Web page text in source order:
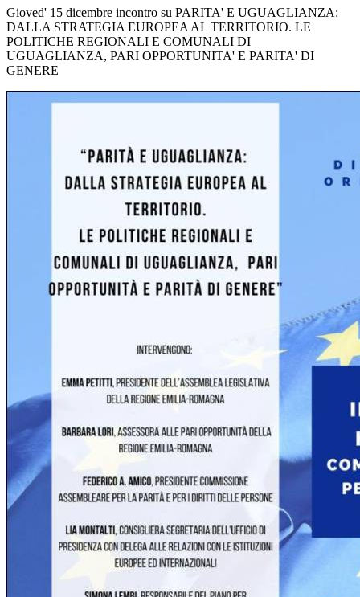
Gioved' 15 dicembre incontro su PARITA' E UGUAGLIANZA:
DALLA STRATEGIA EUROPEA AL TERRITORIO. LE
POLITICHE REGIONALI E COMUNALI DI
UGUAGLIANZA, PARI OPPORTUNITA' E PARITA' DI
GENERE